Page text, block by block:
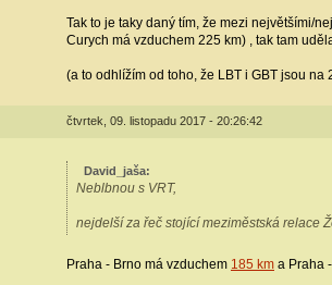
Tak to je taky daný tím, že mezi největšími/
Curych má vzduchem 225 km) , tak tam
(a to odhlížím od toho, že LBT i GBT jsou
čtvrtek, 09. listopadu 2017 - 20:26:42
David_jaša:
Neblbnou s VRT,
nejdelší za řeč stojící meziměstská relace
Praha - Brno má vzduchem 185 km a Praha